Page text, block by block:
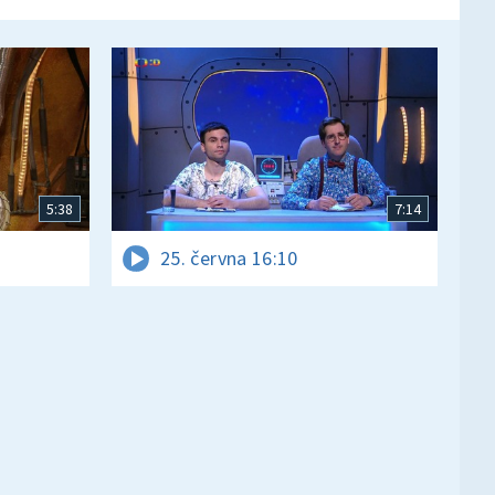
5:38 7:14
25. června 16:10